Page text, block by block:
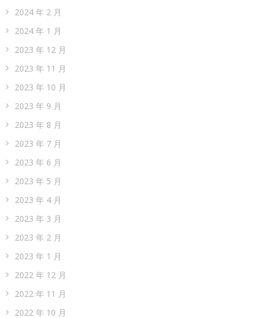
2024 年 2 月
2024 年 1 月
2023 年 12 月
2023 年 11 月
2023 年 10 月
2023 年 9 月
2023 年 8 月
2023 年 7 月
2023 年 6 月
2023 年 5 月
2023 年 4 月
2023 年 3 月
2023 年 2 月
2023 年 1 月
2022 年 12 月
2022 年 11 月
2022 年 10 月